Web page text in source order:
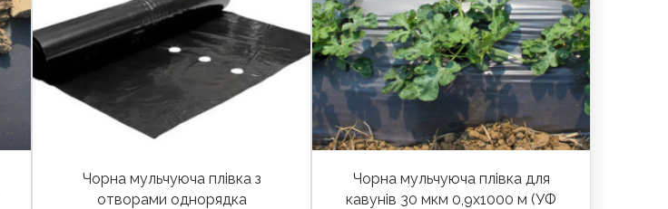
Чорна мульчуюча плівка з
отворами однорядка
Чорна мульчуюча плівка для
кавунів 30 мкм 0,9х1000 м (УФ